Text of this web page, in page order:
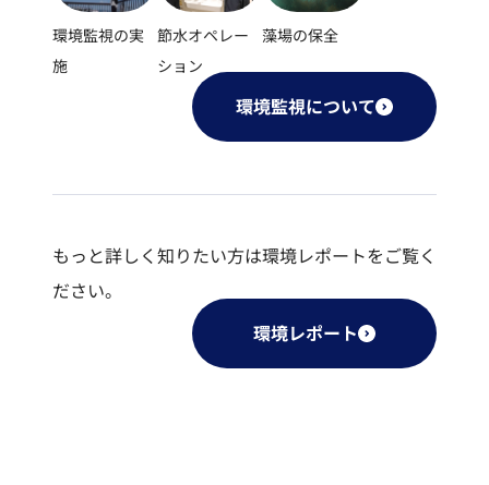
環境監視の実
施
節水オペレー
ション
藻場の保全
環境監視について
もっと詳しく知りたい方は環境レポートをご覧く
ださい。
環境レポート